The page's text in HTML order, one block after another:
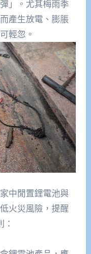
」。尤其梅雨季
產生放電、膨脹
輕忽。
中閒置鋰電池與
火災風險，提醒